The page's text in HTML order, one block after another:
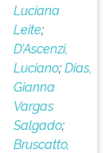
Luciana
Leite;
D’Ascenzi,
Luciano;Dias,
Gianna
Vargas
Salgado;
Bruscatto,